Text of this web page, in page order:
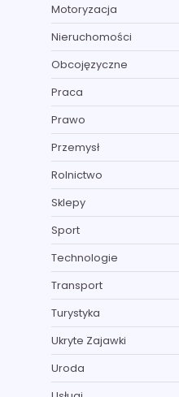
Motoryzacja
Nieruchomości
Obcojęzyczne
Praca
Prawo
Przemysł
Rolnictwo
Sklepy
Sport
Technologie
Transport
Turystyka
Ukryte Zajawki
Uroda